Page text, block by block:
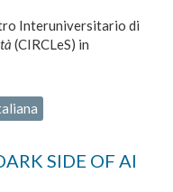
Interuniversitario di
(CIRCLeS) in
SIDE OF AI